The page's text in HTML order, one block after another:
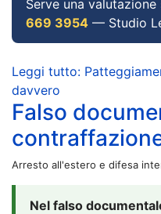
Serve una
669 3954 — Studio
Leggi tutto:
davvero
Falso
Arresto all'estero e difesa
Nel falso